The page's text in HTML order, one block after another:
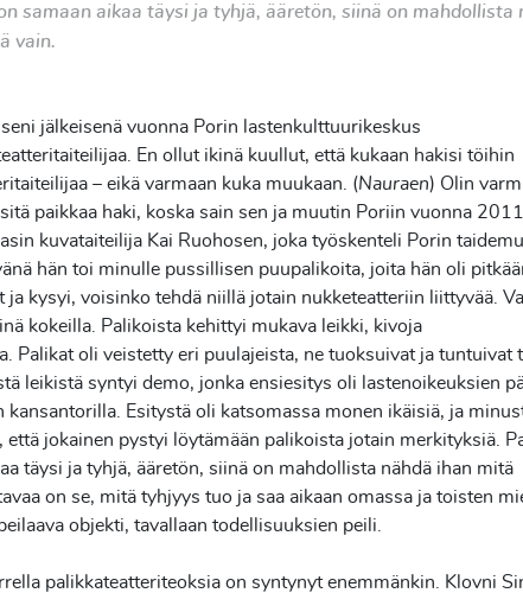
samaan aikaa täysi ja tyhjä, ääretön, siinä on mahdollista
vain.
jälkeisenä vuonna Porin lastenkulttuurikeskus
En ollut ikinä kuullut, että kukaan hakisi töihin
– eikä varmaan kuka muukaan. (Nauraen) Olin
paikkaa haki, koska sain sen ja muutin Poriin vuonna 2011.
kuvataiteilija Kai Ruohosen, joka työskenteli Porin
hän toi minulle pussillisen puupalikoita, joita hän oli
ja kysyi, voisinko tehdä niillä jotain nukketeatteriin liittyvää.
kokeilla. Palikoista kehittyi mukava leikki, kivoja
Palikat oli veistetty eri puulajeista, ne tuoksuivat ja tuntuivat
leikistä syntyi demo, jonka ensiesitys oli lastenoikeuksien
kansantorilla. Esitystä oli katsomassa monen ikäisiä, ja
että jokainen pystyi löytämään palikoista jotain merkityksiä.
täysi ja tyhjä, ääretön, siinä on mahdollista nähdä ihan mitä
on se, mitä tyhjyys tuo ja saa aikaan omassa ja toisten
objekti, tavallaan todellisuuksien peili.
palikkateatteriteoksia on syntynyt enemmänkin. Klovni